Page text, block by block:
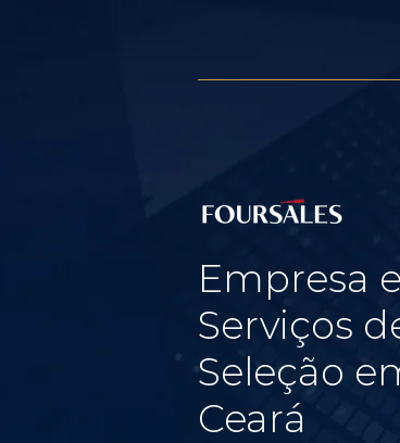
Empresa
Serviços
Seleção
Ceará